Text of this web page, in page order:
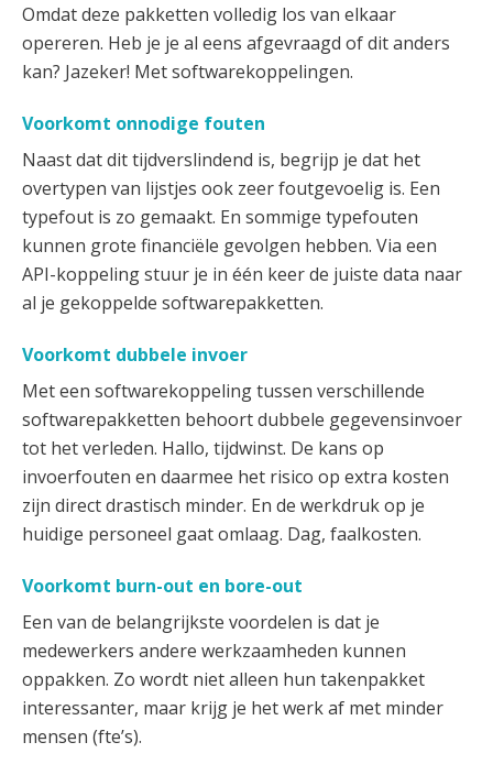
Omdat deze pakketten volledig los van elkaar
opereren. Heb je je al eens afgevraagd of dit anders
kan? Jazeker! Met softwarekoppelingen.
Voorkomt onnodige fouten
Naast dat dit tijdverslindend is, begrijp je dat het
overtypen van lijstjes ook zeer foutgevoelig is. Een
typefout is zo gemaakt. En sommige typefouten
kunnen grote financiële gevolgen hebben. Via een
API-koppeling stuur je in één keer de juiste data naar
al je gekoppelde softwarepakketten.
Voorkomt dubbele invoer
Met een softwarekoppeling tussen verschillende
softwarepakketten behoort dubbele gegevensinvoer
tot het verleden. Hallo, tijdwinst. De kans op
invoerfouten en daarmee het risico op extra kosten
zijn direct drastisch minder. En de werkdruk op je
huidige personeel gaat omlaag. Dag, faalkosten.
Voorkomt burn-out en bore-out
Een van de belangrijkste voordelen is dat je
medewerkers andere werkzaamheden kunnen
oppakken. Zo wordt niet alleen hun takenpakket
interessanter, maar krijg je het werk af met minder
mensen (fte’s).